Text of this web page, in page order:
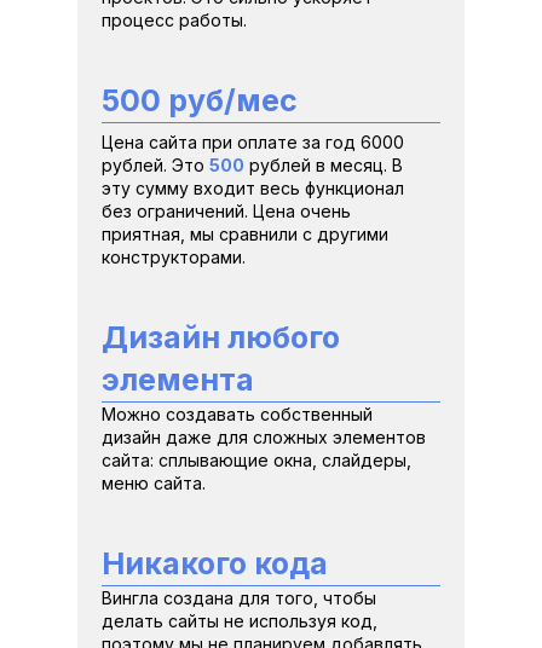
процесс работы.
500 руб/мес
Цена сайта при оплате за год 6000
рублей. Это 500 рублей в месяц. В
эту сумму входит весь функционал
без ограничений. Цена очень
приятная, мы сравнили с другими
конструкторами.
Дизайн любого
элемента
Можно создавать собственный
дизайн даже для сложных элементов
сайта: сплывающие окна, слайдеры,
меню сайта.
Никакого кода
Вингла создана для того, чтобы
делать сайты не используя код,
поэтому мы не планируем добавлять